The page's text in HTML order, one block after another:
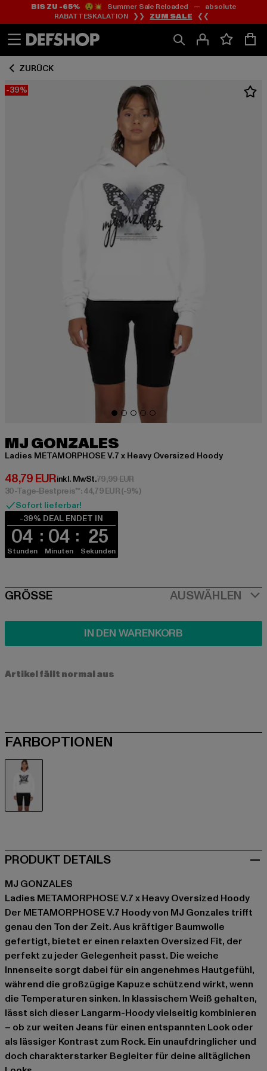
Zum
Inhalt
springen
Zum
Fußzeile
springen
BIS ZU -65%😲💥 Summer Sale Reloaded — absolute
RABATTESKALATION ❯❯ ZUM SALE ❮❮
ZURÜCK
-39%
MJ GONZALES
Ladies METAMORPHOSE V.7 x Heavy Oversized Hoody
48,79 EUR
Derzeitiger Preis: 48,79 EUR
inkl. MwSt.79,99 EURAktionspreis: 79,99 EUR
30-Tage-Bestpreis**: 44,79 EUR(-9%)
Sofort lieferbar!
-39% DEAL ENDET IN
04
Stunden
04
Minuten
25
Sekunden
SIZE
GRÖSSE AUSWÄHLEN
IN DEN WARENKORB
Artikel fällt normal aus
FARBOPTIONEN
PRODUKT DETAILS
MJ GONZALES
Ladies METAMORPHOSE V.7 x Heavy Oversized Hoody
Der METAMORPHOSE V.7 Hoody von MJ Gonzales trifft
genau den Ton der Zeit. Aus kräftiger Baumwolle
gefertigt, bietet er einen relaxten Oversized Fit, der
perfekt zu jeder Gelegenheit passt. Die weiche
Innenseite sorgt dabei für ein angenehmes Hautgefühl,
während die großzügige Kapuze schützend wirkt, wenn
die Temperaturen sinken. In klassischem Weiß gehalten,
lässt sich dieser Langarm-Hoody vielseitig kombinieren
– ob zur weiten Jeans für einen entspannten Look oder
als lässiger Kontrast zum Rock. Ein unaufdringlicher und
doch charakterstarker Begleiter für deine alltäglichen